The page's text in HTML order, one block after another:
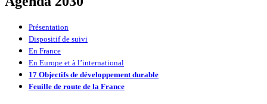
Présentation
Dispositif de suivi
En France
En Europe et à l’international
17 Objectifs de développement durable
Feuille de route de la France